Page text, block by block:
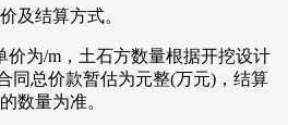
及结算方式。
价为/m，土石方数量根据开挖设计
同总价款暂估为元整(万元)，结算
数量为准。